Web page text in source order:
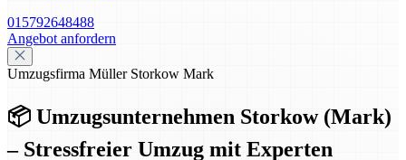
015792648488
Angebot anfordern
Umzugsfirma Müller Storkow Mark
📦 Umzugsunternehmen Storkow (Mark)
– Stressfreier Umzug mit Experten